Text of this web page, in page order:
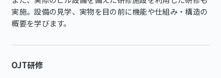
実施。設備の見学、実物を目の前に機能や仕組み・構造の
概要を学びます。
OJT研修